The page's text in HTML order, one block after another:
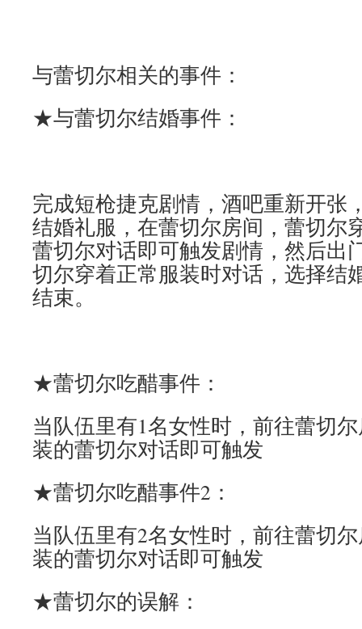
与蕾切尔相关的事件：
★与蕾切尔结婚事件：
完成短枪捷克剧情，酒吧重新开张
结婚礼服，在蕾切尔房间，蕾切尔
蕾切尔对话即可触发剧情，然后出
切尔穿着正常服装时对话，选择结
结束。
★蕾切尔吃醋事件：
当队伍里有1名女性时，前往蕾切
装的蕾切尔对话即可触发
★蕾切尔吃醋事件2：
当队伍里有2名女性时，前往蕾切
装的蕾切尔对话即可触发
★蕾切尔的误解：